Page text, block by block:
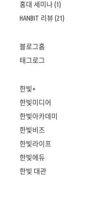
홍대 세미나(1)
HANBIT 리뷰 (21)
블로그홈
태그로그
한빛+
한빛미디어
한빛아카데미
한빛비즈
한빛라이프
한빛에듀
한빛 대관